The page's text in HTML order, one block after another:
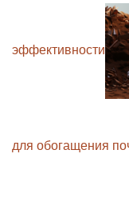
эффективности
для обогащения